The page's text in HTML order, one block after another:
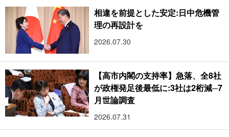
相違を前提とした安定:日中危機管
理の再設計を
2026.07.30
【高市内閣の支持率】急落、全8社
が政権発足後最低に:3社は2桁減─7
月世論調査
2026.07.31